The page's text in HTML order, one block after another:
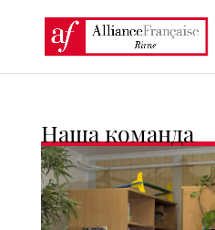
Наша команда